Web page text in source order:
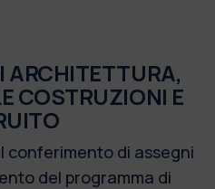
ARCHITETTURA,
COSTRUZIONI E
conferimento di assegni
del programma di